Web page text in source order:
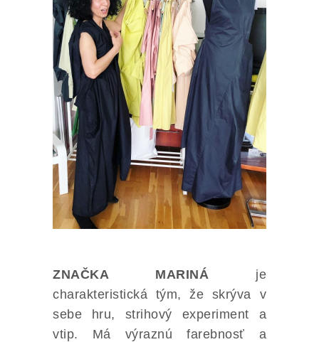
ZNAČKA MARINÁ je
charakteristická tým, že skrýva v
sebe hru, strihový experiment a
vtip. Má výraznú farebnosť a